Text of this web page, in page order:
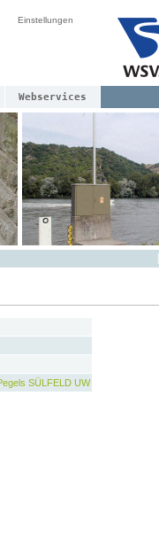
Einstellungen
Webservices
SÜLFELD UW